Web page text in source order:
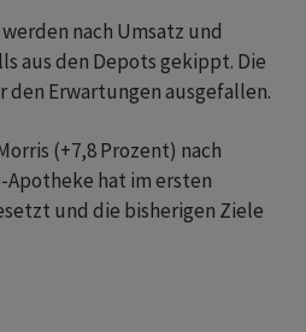
nach Umsatz und
aus den Depots gekippt. Die
den Erwartungen ausgefallen.
(+7,8 Prozent) nach
Apotheke hat im ersten
und die bisherigen Ziele